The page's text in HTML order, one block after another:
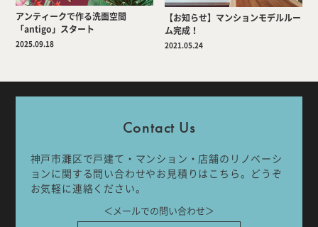
アンティークで作る洗面空間
「antigo」スタート
2025.09.18
【お知らせ】マンションモデルルー
ム完成！
2021.05.24
Contact Us
神戸市灘区で戸建て・マンション・店舗のリノベーシ
ョンに関する問い合わせやお見積りはこちら。どうぞ
お気軽に連絡ください。
＜メールでの問い合わせ＞
Company
Works
Work Flow
Journal
Topics
Recruit